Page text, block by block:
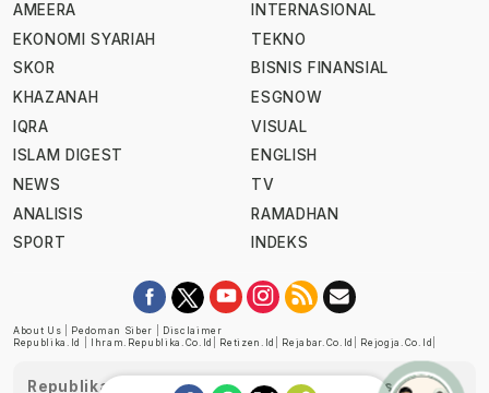
AMEERA
EKONOMI SYARIAH
SKOR
KHAZANAH
IQRA
ISLAM DIGEST
NEWS
ANALISIS
SPORT
INTERNASIONAL
TEKNO
BISNIS FINANSIAL
ESGNOW
VISUAL
ENGLISH
TV
RAMADHAN
INDEKS
About Us Pedoman Siber
Disclaimer
Republika.id
Ihram.republika.co.id Retizen.id Rejabar.co.id Rejogja.co.id
Republika telah diverifikasi oleh Dewan Pers